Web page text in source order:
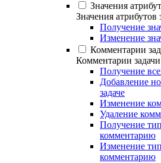
Значения
Значения атрибутов
Получение
Изменение
Комментарии
Комментарии задачи
Получение
Добавление
задаче
Изменение
Удаление
Получение
комментарию
Изменение
комментарию